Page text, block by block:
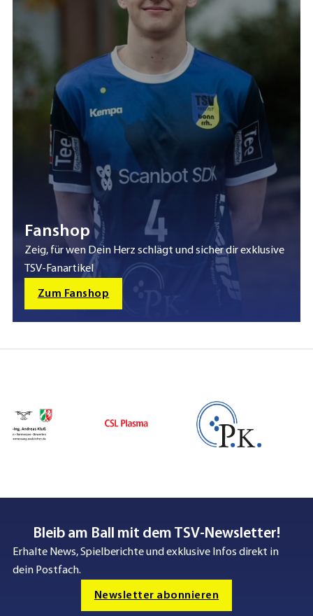
Fanshop
Zeig, für wen Dein Herz schlägt und sicher dir exklusive
TSV-Fanartikel
Zum Fanshop
Bleib am Ball mit dem TSV-Newsletter!
Erhalte News, Spielberichte und exklusive Infos direkt in
dein Postfach.
Newsletter abonnieren